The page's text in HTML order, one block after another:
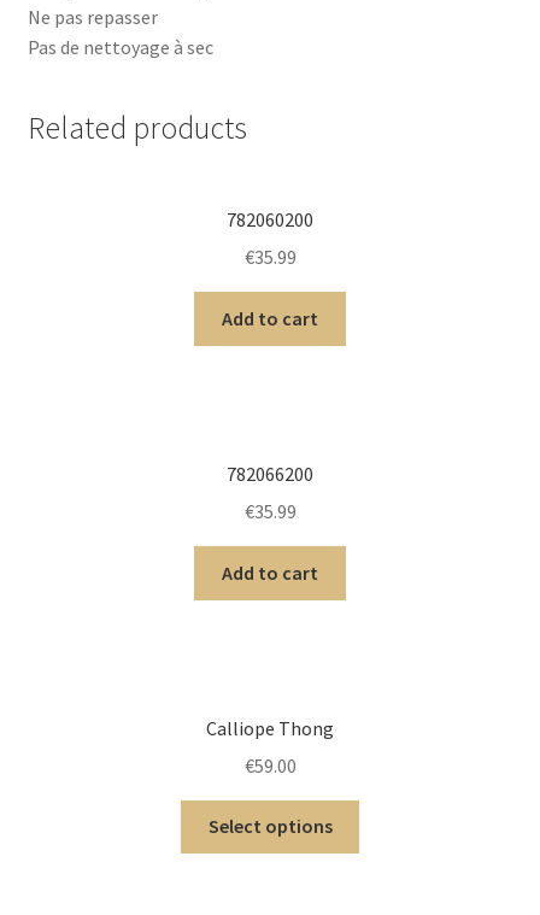
Ne pas repasser
Pas de nettoyage à sec
Related products
782060200
€35.99
Add to cart
782066200
€35.99
Add to cart
Calliope Thong
€59.00
Select options